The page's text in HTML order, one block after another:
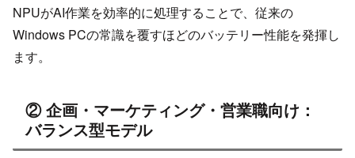
NPUがAI作業を効率的に処理することで、従来の
Windows PCの常識を覆すほどのバッテリー性能を発揮し
ます。
② 企画・マーケティング・営業職向け：
バランス型モデル